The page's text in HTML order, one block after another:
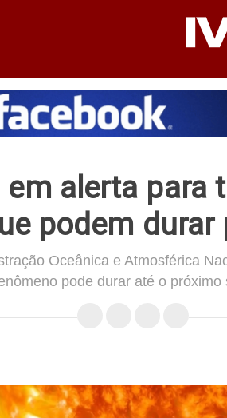
em alerta para
podem
Oceânica e Atmosférica
pode durar até o próximo